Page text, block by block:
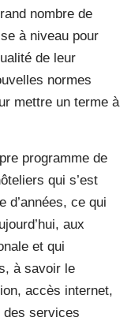
nombre de
à niveau pour
de leur
normes
mettre un terme à
programme de
qui s’est
d’années, ce qui
aux
et qui
à savoir le
accès internet,
services